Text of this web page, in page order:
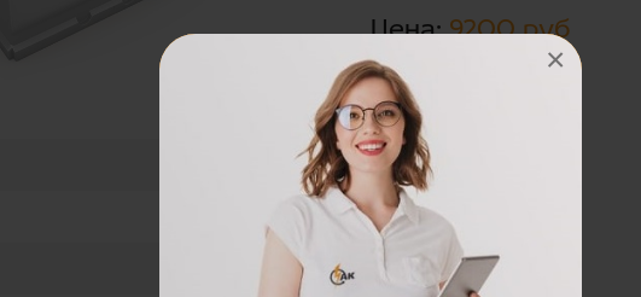
×
Цена:9200 руб
16.3
175х175х278
740А